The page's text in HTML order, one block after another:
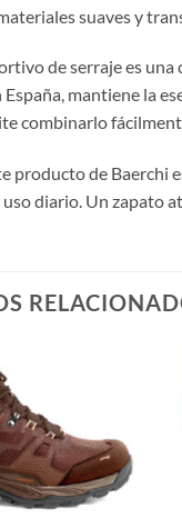
suaves y
de serraje es
mantiene la
combinarlo
producto de Baerchi
diario. Un zapato